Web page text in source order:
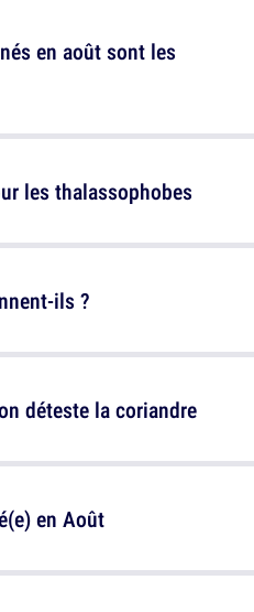
en août sont les
ils ?
en Août
les thalassophobes
déteste la coriandre